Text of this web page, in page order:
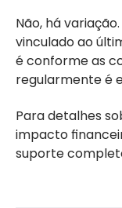
Não, há
vinculado ao
é conforme as
regularmente é
Para detalhes
impacto
suporte